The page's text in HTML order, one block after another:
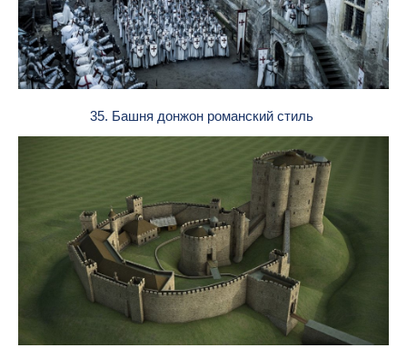
35. Башня донжон романский стиль